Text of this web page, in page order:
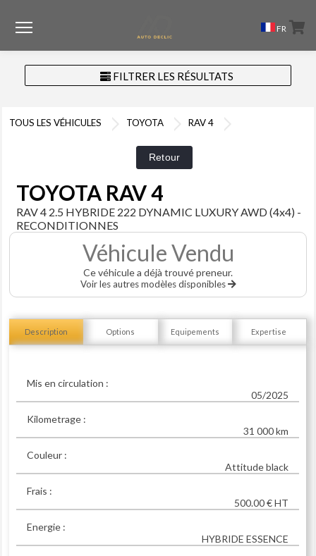
FR
FILTRER LES RÉSULTATS
TOUS LES VÉHICULES TOYOTA RAV 4
TOYOTA RAV 4
RAV 4 2.5 HYBRIDE 222 DYNAMIC LUXURY AWD (4x4) -
RECONDITIONNES
Véhicule Vendu
Ce véhicule a déjà trouvé preneur.
Voir les autres modèles disponibles
Description Options Equipements Expertise
Mis en circulation :
05/2025
Kilometrage :
31 000 km
Couleur :
Attitude black
Frais :
500.00 € HT
Energie :
HYBRIDE ESSENCE